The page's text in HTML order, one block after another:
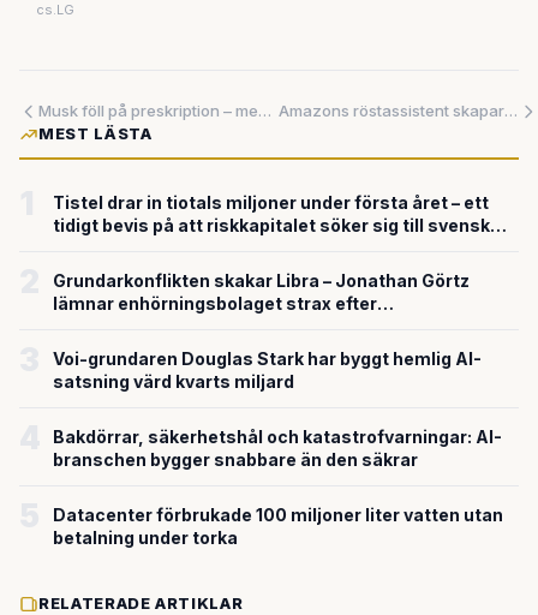
cs.LG
Musk föll på preskription – men striden med OpenAI är långt ifrån över
Amazons röstassistent skapar skräddarsydda poddar på beställning — kan förändra hur vi tar del av innehåll
MEST LÄSTA
Tistel drar in tiotals miljoner under första året – ett
tidigt bevis på att riskkapitalet söker sig till svensk
Grundarkonflikten skakar Libra – Jonathan Görtz
lämnar enhörningsbolaget strax efter
Voi-grundaren Douglas Stark har byggt hemlig AI-
satsning värd kvarts miljard
Bakdörrar, säkerhetshål och katastrofvarningar: AI-
branschen bygger snabbare än den säkrar
Datacenter förbrukade 100 miljoner liter vatten utan
betalning under torka
RELATERADE ARTIKLAR